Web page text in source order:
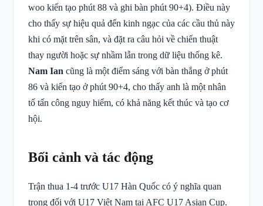
woo kiến tạo phút 88 và ghi bàn phút 90+4). Điều này
cho thấy sự hiệu quả đến kinh ngạc của các cầu thủ này
khi có mặt trên sân, và đặt ra câu hỏi về chiến thuật
thay người hoặc sự nhầm lẫn trong dữ liệu thống kê.
Nam Ian cũng là một điểm sáng với bàn thắng ở phút
86 và kiến tạo ở phút 90+4, cho thấy anh là một nhân
tố tấn công nguy hiểm, có khả năng kết thúc và tạo cơ
hội.
Bối cảnh và tác động
Trận thua 1-4 trước U17 Hàn Quốc có ý nghĩa quan
trọng đối với U17 Việt Nam tại AFC U17 Asian Cup.